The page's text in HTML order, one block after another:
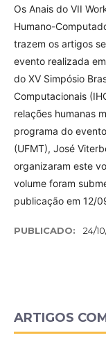
Os Anais do VII
Humano-
trazem os artigos
evento realizada
do XV Simpósio
Computacionais
relações humanas
programa do
(UFMT), José
organizaram este
volume foram
publicação em 12/
PUBLICADO: 24/
ARTIGOS